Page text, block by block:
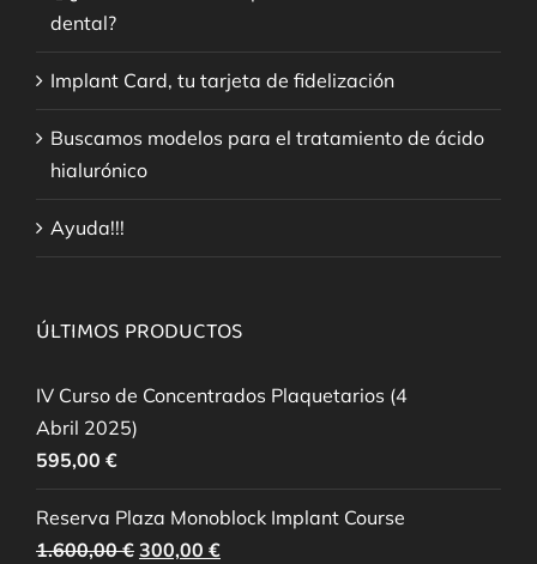
dental?
Implant Card, tu tarjeta de fidelización
Buscamos modelos para el tratamiento de ácido
hialurónico
Ayuda!!!
ÚLTIMOS PRODUCTOS
IV Curso de Concentrados Plaquetarios (4
Abril 2025)
595,00 €
Reserva Plaza Monoblock Implant Course
1.600,00€ El
300,00 €